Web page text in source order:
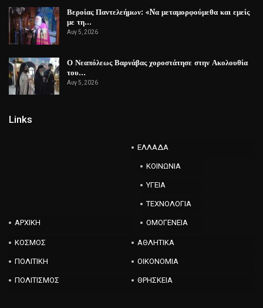
Βεροίας Παντελεήμων: «Nα μεταμορφούμεθα και εμείς
με τη…
Αυγ 5, 2026
Ο Νεαπόλεως Βαρνάβας χοροστάτησε στην Ακολουθία
του…
Αυγ 5, 2026
Links
ΑΡΧΙΚΗ
ΕΛΛΑΔΑ
ΚΟΙΝΩΝΙΑ
ΥΓΕΙΑ
ΤΕΧΝΟΛΟΓΙΑ
ΟΜΟΓΕΝΕΙΑ
ΚΟΣΜΟΣ ΑΘΛΗΤΙΚΑ
ΠΟΛΙΤΙΚΗ ΟΙΚΟΝΟΜΙΑ
ΠΟΛΙΤΙΣΜΟΣ ΘΡΗΣΚΕΙΑ